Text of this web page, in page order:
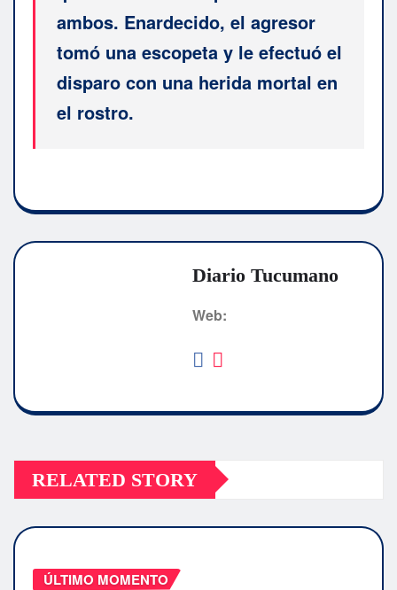
ambos. Enardecido, el agresor
tomó una escopeta y le efectuó el
disparo con una herida mortal en
el rostro.
Diario Tucumano
Web:
RELATED STORY
ÚLTIMO MOMENTO